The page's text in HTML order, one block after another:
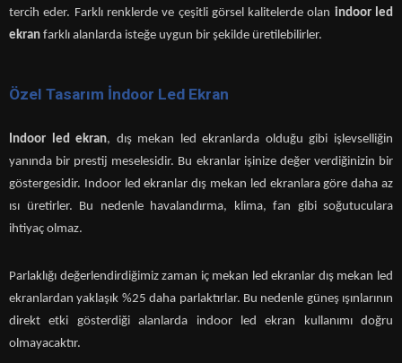
tercih eder. Farklı renklerde ve çeşitli görsel kalitelerde olan indoor led
ekran farklı alanlarda isteğe uygun bir şekilde üretilebilirler.
Özel Tasarım İndoor Led Ekran
Indoor led ekran, dış mekan led ekranlarda olduğu gibi işlevselliğin
yanında bir prestij meselesidir. Bu ekranlar işinize değer verdiğinizin bir
göstergesidir. Indoor led ekranlar dış mekan led ekranlara göre daha az
ısı üretirler. Bu nedenle havalandırma, klima, fan gibi soğutuculara
ihtiyaç olmaz.
Parlaklığı değerlendirdiğimiz zaman iç mekan led ekranlar dış mekan led
ekranlardan yaklaşık %25 daha parlaktırlar. Bu nedenle güneş ışınlarının
direkt etki gösterdiği alanlarda indoor led ekran kullanımı doğru
olmayacaktır.